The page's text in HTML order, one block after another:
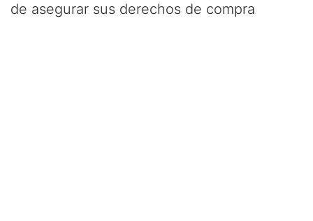
de asegurar sus derechos de compra